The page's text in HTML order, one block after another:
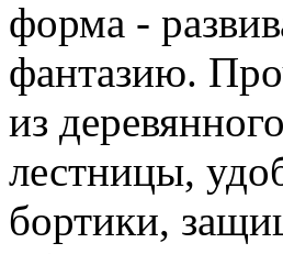
форма -
фантазию.
из
лестницы,
бортики,